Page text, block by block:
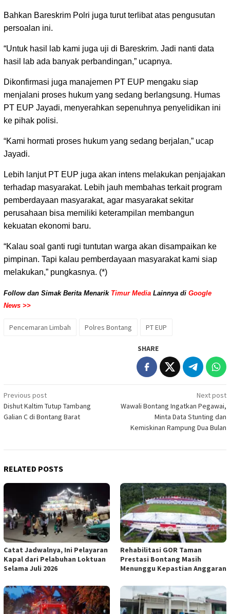
Bahkan Bareskrim Polri juga turut terlibat atas pengusutan
persoalan ini.
“Untuk hasil lab kami juga uji di Bareskrim. Jadi nanti data
hasil lab ada banyak perbandingan,” ucapnya.
Dikonfirmasi juga manajemen PT EUP mengaku siap
menjalani proses hukum yang sedang berlangsung. Humas
PT EUP Jayadi, menyerahkan sepenuhnya penyelidikan ini
ke pihak polisi.
“Kami hormati proses hukum yang sedang berjalan,” ucap
Jayadi.
Lebih lanjut PT EUP juga akan intens melakukan penjajakan
terhadap masyarakat. Lebih jauh membahas terkait program
pemberdayaan masyarakat, agar masyarakat sekitar
perusahaan bisa memiliki keterampilan membangun
kekuatan ekonomi baru.
“Kalau soal ganti rugi tuntutan warga akan disampaikan ke
pimpinan. Tapi kalau pemberdayaan masyarakat kami siap
melakukan,” pungkasnya. (*)
Follow dan Simak Berita Menarik Timur Media Lainnya di Google
News >>
Pencemaran Limbah Polres Bontang PT EUP
SHARE
Post
navigation
Previous post
Dishut Kaltim Tutup Tambang
Galian C di Bontang Barat
Next post
Wawali Bontang Ingatkan Pegawai,
Minta Data Stunting dan
Kemiskinan Rampung Dua Bulan
RELATED POSTS
Catat Jadwalnya, Ini Pelayaran
Kapal dari Pelabuhan Loktuan
Selama Juli 2026
Rehabilitasi GOR Taman
Prestasi Bontang Masih
Menunggu Kepastian Anggaran